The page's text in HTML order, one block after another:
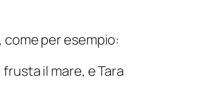
per esempio:
il mare, e Tara